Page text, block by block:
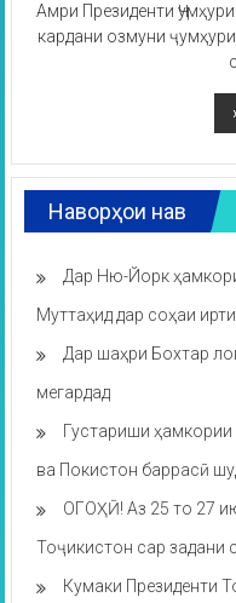
Амри Президенти
кардани озмуни
Наворҳои нав
Дар Ню-Йорк
Муттаҳид дар соҳаи
Дар шаҳри Бохтар
мегардад
Густариши
ва Покистон баррасӣ
ОГОҲӢ! Аз 25 то 27
Тоҷикистон сар задани
Кумаки Президенти